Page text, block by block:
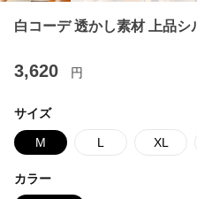
白コーデ 透かし素材 上品シ
3,620 円
サイズ
M L XL
カラー